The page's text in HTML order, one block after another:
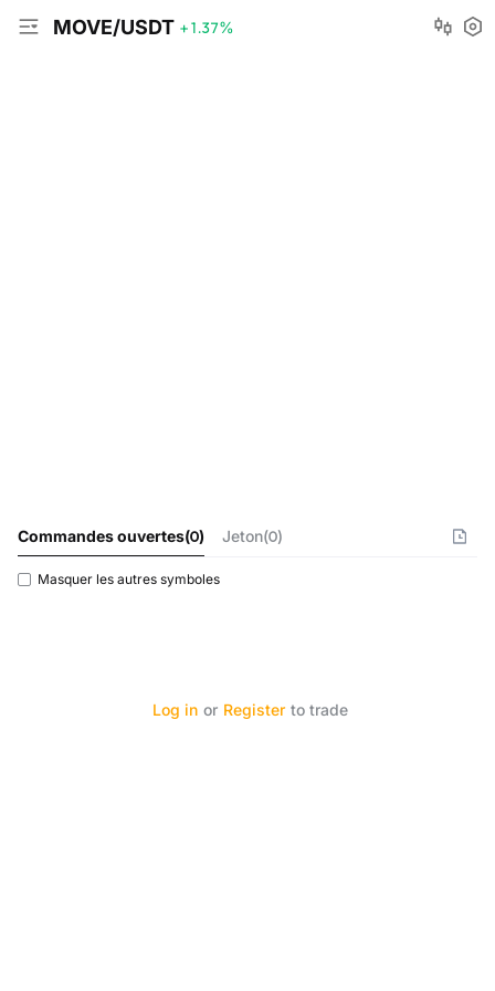
MOVE/USDT +1.37%
Commandes ouvertes(0) Jeton(0)
Masquer les autres symboles
Log in or Register to trade